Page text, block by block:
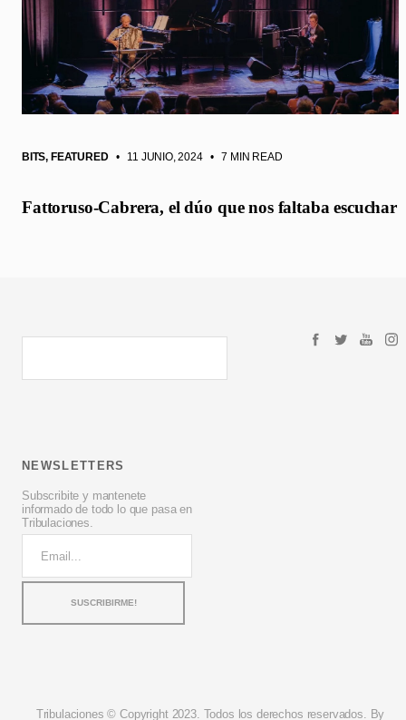
BITS, FEATURED • 11 JUNIO, 2024 • 7 MIN READ
Fattoruso-Cabrera, el dúo que nos faltaba escuchar
NEWSLETTERS
Subscribite y mantenete
informado de todo lo que pasa en
Tribulaciones.
Tribulaciones © Copyright 2023. Todos los derechos reservados. By